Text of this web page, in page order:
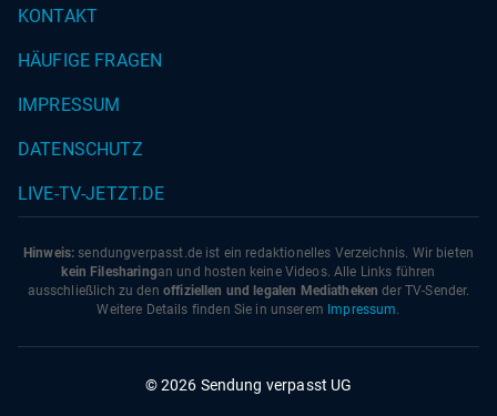
KONTAKT
HÄUFIGE FRAGEN
IMPRESSUM
DATENSCHUTZ
LIVE-TV-JETZT.DE
Hinweis: sendungverpasst.de ist ein redaktionelles Verzeichnis. Wir bieten
kein Filesharingan und hosten keine Videos. Alle Links führen
ausschließlich zu den offiziellen und legalen Mediatheken der TV-Sender.
Weitere Details finden Sie in unserem Impressum.
© 2026 Sendung verpasst UG